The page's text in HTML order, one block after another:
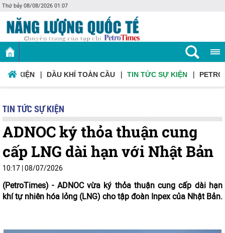
Thứ bảy 08/08/2026 01:07
SỰ KIỆN DẦU KHÍ TOÀN CẦU TIN TỨC SỰ KIỆN
TIN TỨC SỰ KIỆN
ADNOC ký thỏa thuận cung
cấp LNG dài hạn với Nhật Bản
10:17 08/07/2026
(PetroTimes) - ADNOC vừa ký thỏa thuận cung cấp dài hạn
khí tự nhiên hóa lỏng (LNG) cho tập đoàn Inpex của Nhật Bản.